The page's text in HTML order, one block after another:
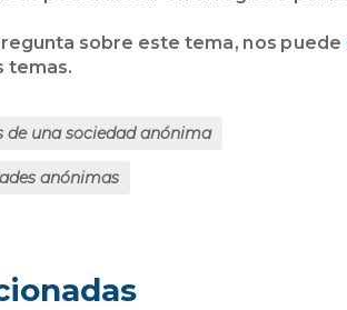
sobre este tema, nos puede
temas.
una sociedad anónima
anónimas